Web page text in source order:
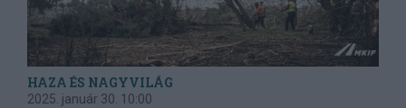
HAZA ÉS NAGYVILÁG
2025. január 30. 10:00